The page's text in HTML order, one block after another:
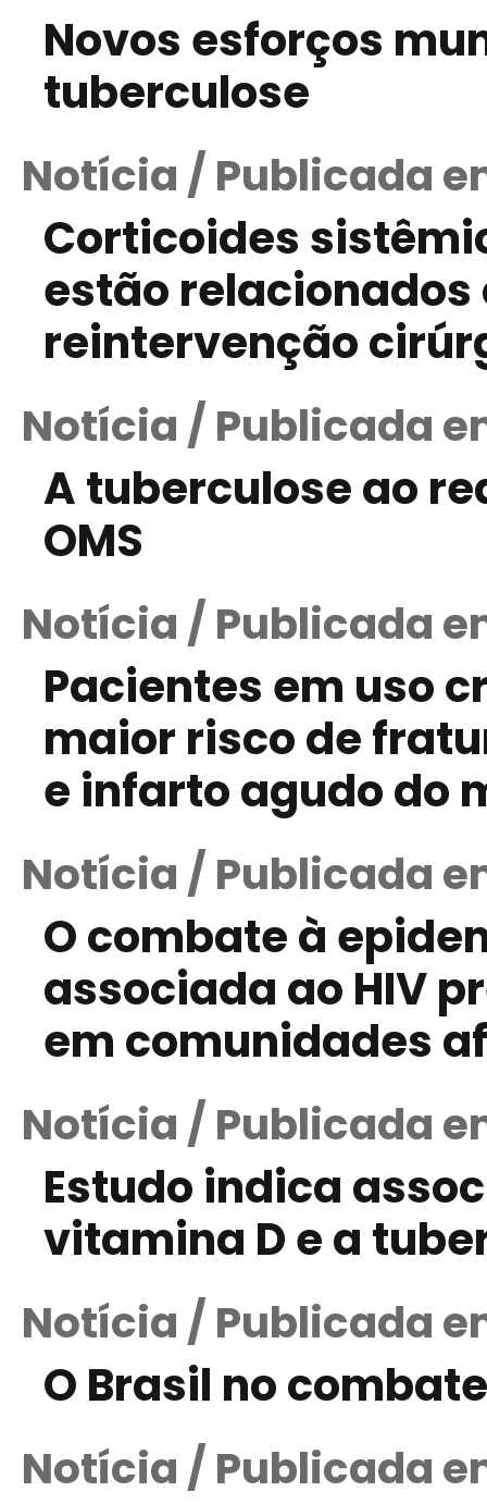
Novos esforços
tuberculose
Notícia / Publicada
Corticoides
estão
reintervenção
Notícia / Publicada
A tuberculose ao
OMS
Notícia / Publicada
Pacientes em uso
maior risco de
e infarto agudo do
Notícia / Publicada
O combate à
associada ao HIV
em comunidades
Notícia / Publicada
Estudo indica
vitamina D e a
Notícia / Publicada
O Brasil no
Notícia / Publicada